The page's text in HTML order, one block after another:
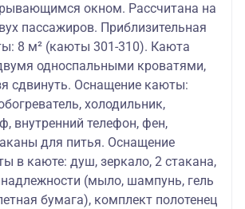
окном. Рассчитана на
пассажиров. Приблизительная
8 м² (каюты 301-310). Каюта
односпальными кроватями,
сдвинуть. Оснащение каюты:
холодильник,
внутренний телефон, фен,
для питья. Оснащение
в каюте: душ, зеркало, 2 стакана,
(мыло, шампунь, гель
бумага), комплект полотенец